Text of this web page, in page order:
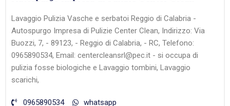
Lavaggio Pulizia Vasche e serbatoi Reggio di Calabria -
Autospurgo Impresa di Pulizie Center Clean, Indirizzo: Via
Buozzi, 7, - 89123, - Reggio di Calabria, - RC, Telefono:
0965890534, Email: centercleansrl@pec.it - si occupa di
pulizia fosse biologiche e Lavaggio tombini, Lavaggio
scarichi,
0965890534 whatsapp